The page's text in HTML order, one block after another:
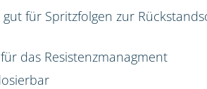
für Spritzfolgen zur
das Resistenzmanagment